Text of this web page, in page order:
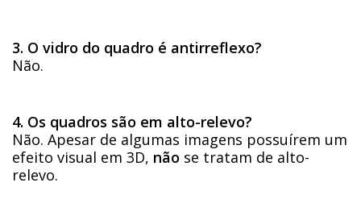
3. O vidro do quadro é antirreflexo?
Não.
4. Os quadros são em alto-relevo?
Não. Apesar de algumas imagens possuírem um
efeito visual em 3D, não se tratam de alto-
relevo.